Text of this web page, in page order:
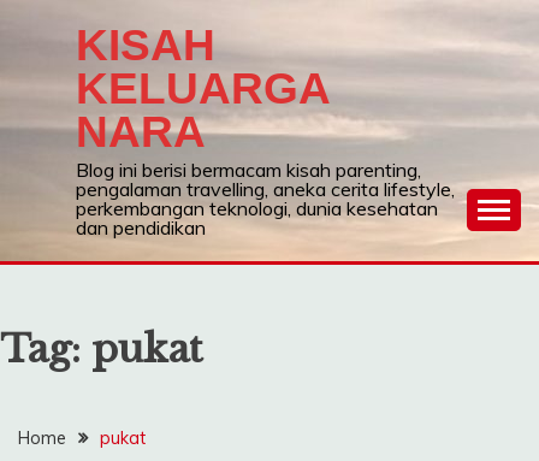
KISAH
KELUARGA
NARA
Blog ini berisi bermacam kisah parenting,
pengalaman travelling, aneka cerita lifestyle,
perkembangan teknologi, dunia kesehatan
dan pendidikan
Tag: pukat
Home pukat